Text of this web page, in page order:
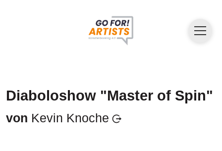
Diaboloshow "Master of Spin"
von Kevin Knoche